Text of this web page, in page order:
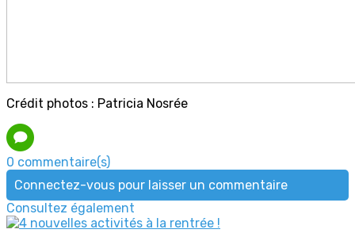
Crédit photos : Patricia Nosrée
0 commentaire(s)
Connectez-vous pour laisser un commentaire
Consultez également